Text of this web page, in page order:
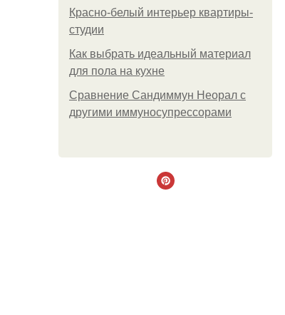
Красно-белый интерьер квартиры-
студии
Как выбрать идеальный материал
для пола на кухне
Сравнение Сандиммун Неорал с
другими иммуносупрессорами